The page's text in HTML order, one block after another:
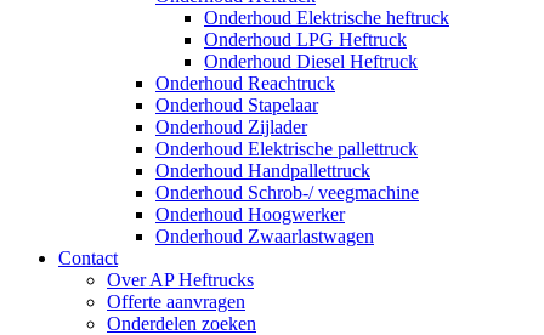
Onderhoud Elektrische heftruck
Onderhoud LPG Heftruck
Onderhoud Diesel Heftruck
Onderhoud Reachtruck
Onderhoud Stapelaar
Onderhoud Zijlader
Onderhoud Elektrische pallettruck
Onderhoud Handpallettruck
Onderhoud Schrob-/ veegmachine
Onderhoud Hoogwerker
Onderhoud Zwaarlastwagen
Contact
Over AP Heftrucks
Offerte aanvragen
Onderdelen zoeken